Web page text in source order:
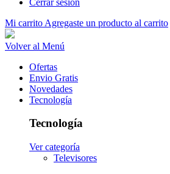
Mi carrito Agregaste un producto al carrito
Volver al Menú
Ofertas
Envio Gratis
Novedades
Tecnología
Tecnología
Ver categoría
Televisores